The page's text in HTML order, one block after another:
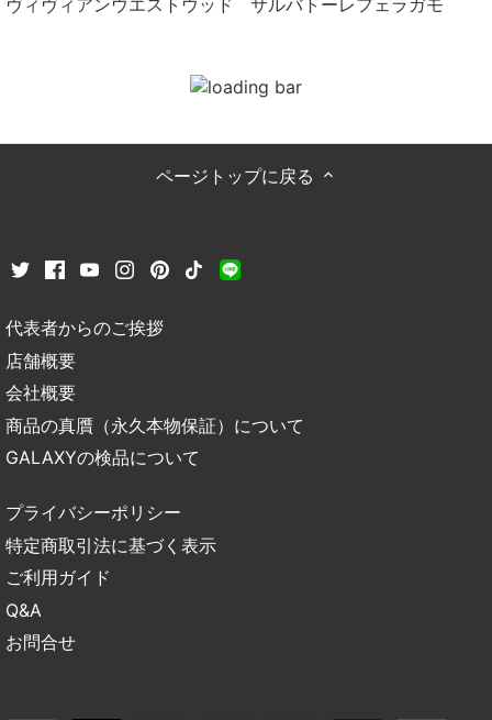
ページトップに戻る
代表者からのご挨拶
店舗概要
会社概要
商品の真贋（永久本物保証）について
GALAXYの検品について
プライバシーポリシー
特定商取引法に基づく表示
ご利用ガイド
Q&A
お問合せ